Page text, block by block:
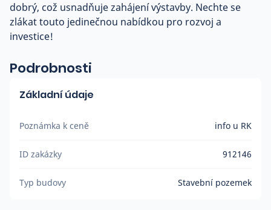
dobrý, což usnadňuje zahájení výstavby. Nechte se
zlákat touto jedinečnou nabídkou pro rozvoj a
investice!
Podrobnosti
Základní údaje
Poznámka k ceně info u RK
ID zakázky 912146
Typ budovy Stavební pozemek